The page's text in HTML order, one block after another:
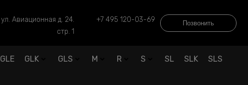
ул. Авиационная д. 24.
стр. 1
+7 495 120-03-69 Позвонить
GLE GLK GLS M R S SL SLK
SLS